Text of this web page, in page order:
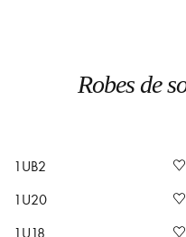
Robes de
1UB2
1U20
1U18